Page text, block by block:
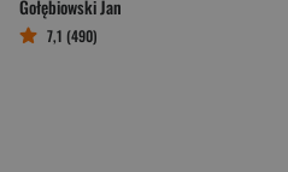
Gołębiowski Jan
7,1 (490)